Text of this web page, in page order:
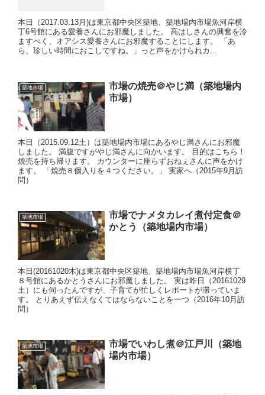
本日（2017.03.13月)は東京都中央区築地、築地場内市場魚河岸横
丁6号館にある愛養さんにお邪魔しました。 高はしさんの興奮を冷
ますべく、オアシス愛養さんにお邪魔することにします。 「あ
ら、珍しい時間におこしですね。」っと声をかけられカ...
築地市場
市場の焼売＠やじ満（築地場内
市場）
本日（2015.09.12土）は築地場内市場にあるやじ満さんにお邪魔
しました。 満腹ですがやじ満さんに向かいます。 目的はこちら！
焼売を持ち帰ります。 カウンターに座らずおねぇさんに声をかけ
ます。 「焼売８個入りを４つください。」 実家へ（2015年9月訪
問）
築地市場
市場でナメタカレイ煮付定食＠
かとう（築地場内市場）
本日(20161020木)は東京都中央区築地、築地場内市場魚河岸横丁
８号館にあるかとうさんにお邪魔しました。 実は昨日（20161029
土）にも伺ったんですが、子育てが忙しくレポートが滞っていま
す。 とりあえず伝えなくてはならないことを一つ（2016年10月訪
問）
築地市場
市場でいわし煮＠江戸川（築地
場内市場）